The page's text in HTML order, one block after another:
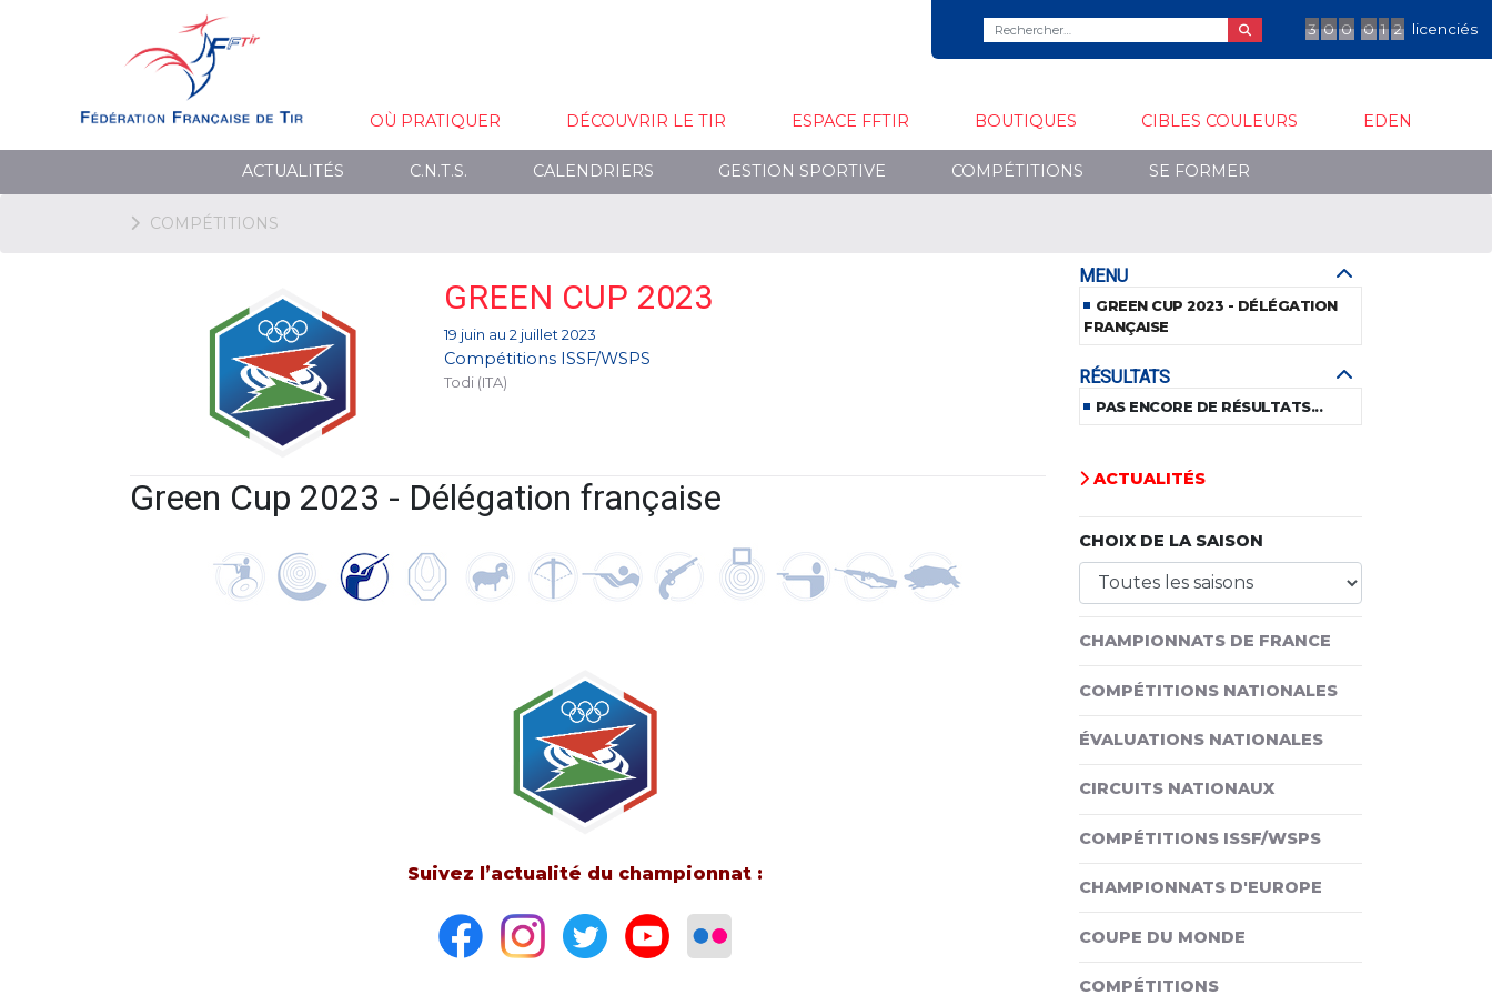
3 0 0 0 1 2 licenciés
OÙ PRATIQUER DÉCOUVRIR LE TIR ESPACE FFTIR BOUTIQUES CIBLES COULEURS EDEN
ACTUALITÉS C.N.T.S. CALENDRIERS GESTION SPORTIVE COMPÉTITIONS SE FORMER
COMPÉTITIONS
GREEN CUP 2023
19 juin au 2 juillet 2023
Compétitions ISSF/WSPS
Todi (ITA)
Green Cup 2023 - Délégation française
Suivez l’actualité du championnat :
MENU
GREEN CUP 2023 - DÉLÉGATION
FRANÇAISE
RÉSULTATS
PAS ENCORE DE RÉSULTATS...
ACTUALITÉS
CHOIX DE LA SAISON
CHAMPIONNATS DE FRANCE
COMPÉTITIONS NATIONALES
ÉVALUATIONS NATIONALES
CIRCUITS NATIONAUX
COMPÉTITIONS ISSF/WSPS
CHAMPIONNATS D'EUROPE
COUPE DU MONDE
COMPÉTITIONS